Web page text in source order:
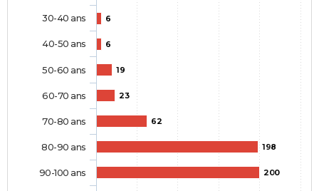
6
6
19
23
62
198
200
30-40 ans
40-50 ans
50-60 ans
60-70 ans
70-80 ans
80-90 ans
90-100 ans